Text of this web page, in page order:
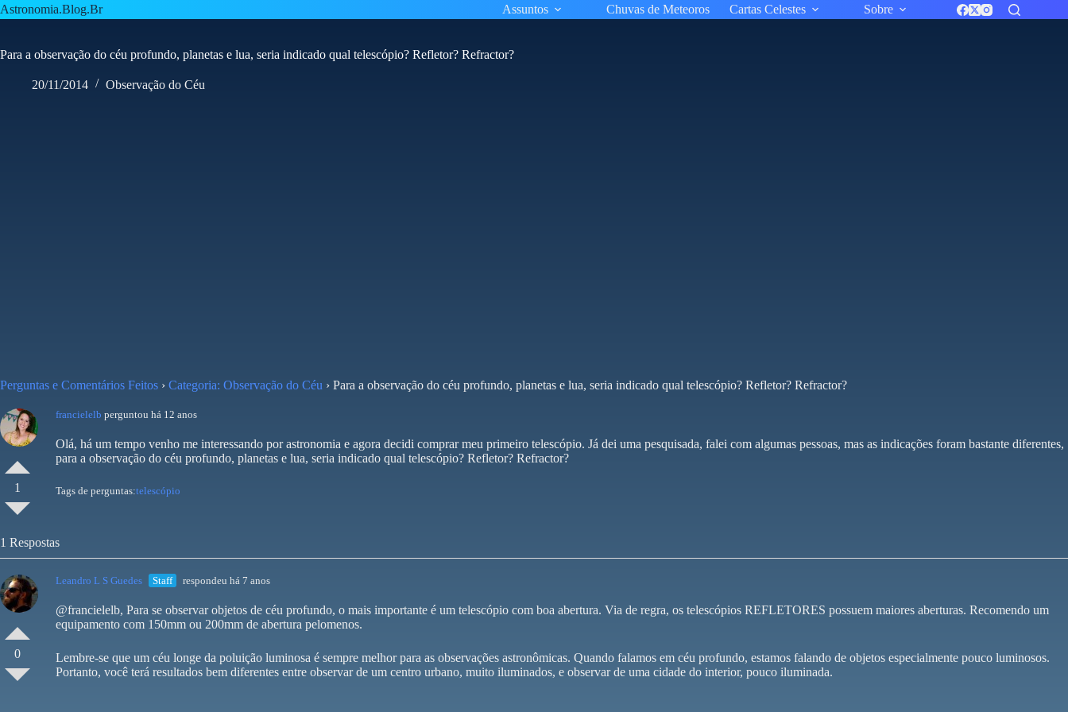
Pular
para
conteúdo
Astronomia.Blog.Br Assuntos Chuvas de Meteoros Cartas Celestes Sobre
Para a observação do céu profundo, planetas e lua, seria indicado qual telescópio? Refletor? Refractor?
20/11/2014 Observação do Céu
Perguntas e Comentários Feitos › Categoria: Observação do Céu › Para a observação do céu profundo, planetas e lua, seria indicado qual telescópio? Refletor? Refractor?
1
francielelb perguntou há 12 anos
Olá, há um tempo venho me interessando por astronomia e agora decidi comprar meu primeiro telescópio. Já dei uma pesquisada, falei com algumas pessoas, mas as indicações foram bastante diferentes,
para a observação do céu profundo, planetas e lua, seria indicado qual telescópio? Refletor? Refractor?
Tags de perguntas:telescópio
1 Respostas
0
Leandro L S Guedes Staff respondeu há 7 anos
@francielelb, Para se observar objetos de céu profundo, o mais importante é um telescópio com boa abertura. Via de regra, os telescópios REFLETORES possuem maiores aberturas. Recomendo um
equipamento com 150mm ou 200mm de abertura pelomenos.
Lembre-se que um céu longe da poluição luminosa é sempre melhor para as observações astronômicas. Quando falamos em céu profundo, estamos falando de objetos especialmente pouco luminosos.
Portanto, você terá resultados bem diferentes entre observar de um centro urbano, muito iluminados, e observar de uma cidade do interior, pouco iluminada.